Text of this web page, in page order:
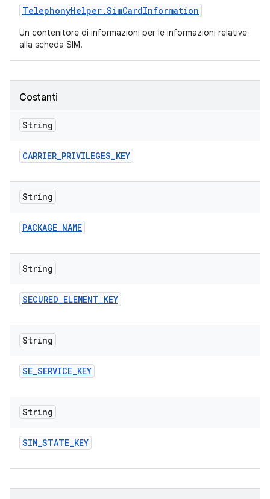
TelephonyHelper.SimCardInformation
Un contenitore di informazioni per le informazioni relative
alla scheda SIM.
Costanti
String
CARRIER_PRIVILEGES_KEY
String
PACKAGE_NAME
String
SECURED_ELEMENT_KEY
String
SE_SERVICE_KEY
String
SIM_STATE_KEY